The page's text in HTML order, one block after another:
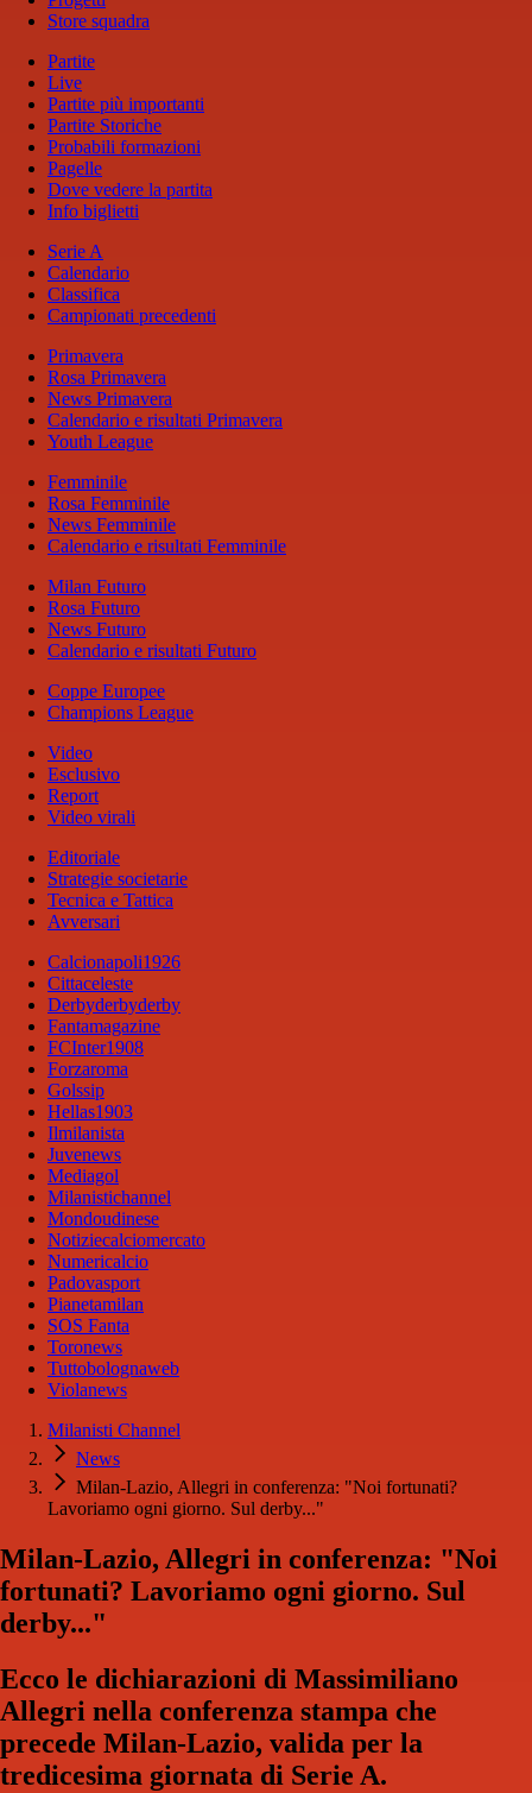
Store squadra
Partite
Live
Partite più importanti
Partite Storiche
Probabili formazioni
Pagelle
Dove vedere la partita
Info biglietti
Serie A
Calendario
Classifica
Campionati precedenti
Primavera
Rosa Primavera
News Primavera
Calendario e risultati Primavera
Youth League
Femminile
Rosa Femminile
News Femminile
Calendario e risultati Femminile
Milan Futuro
Rosa Futuro
News Futuro
Calendario e risultati Futuro
Coppe Europee
Champions League
Video
Esclusivo
Report
Video virali
Editoriale
Strategie societarie
Tecnica e Tattica
Avversari
Calcionapoli1926
Cittaceleste
Derbyderbyderby
Fantamagazine
FCInter1908
Forzaroma
Golssip
Hellas1903
Ilmilanista
Juvenews
Mediagol
Milanistichannel
Mondoudinese
Notiziecalciomercato
Numericalcio
Padovasport
Pianetamilan
SOS Fanta
Toronews
Tuttobolognaweb
Violanews
Milanisti Channel
News
Milan-Lazio, Allegri in conferenza: "Noi fortunati?
Lavoriamo ogni giorno. Sul derby..."
Milan-Lazio, Allegri in conferenza: "Noi
fortunati? Lavoriamo ogni giorno. Sul
derby..."
Ecco le dichiarazioni di Massimiliano
Allegri nella conferenza stampa che
precede Milan-Lazio, valida per la
tredicesima giornata di Serie A.